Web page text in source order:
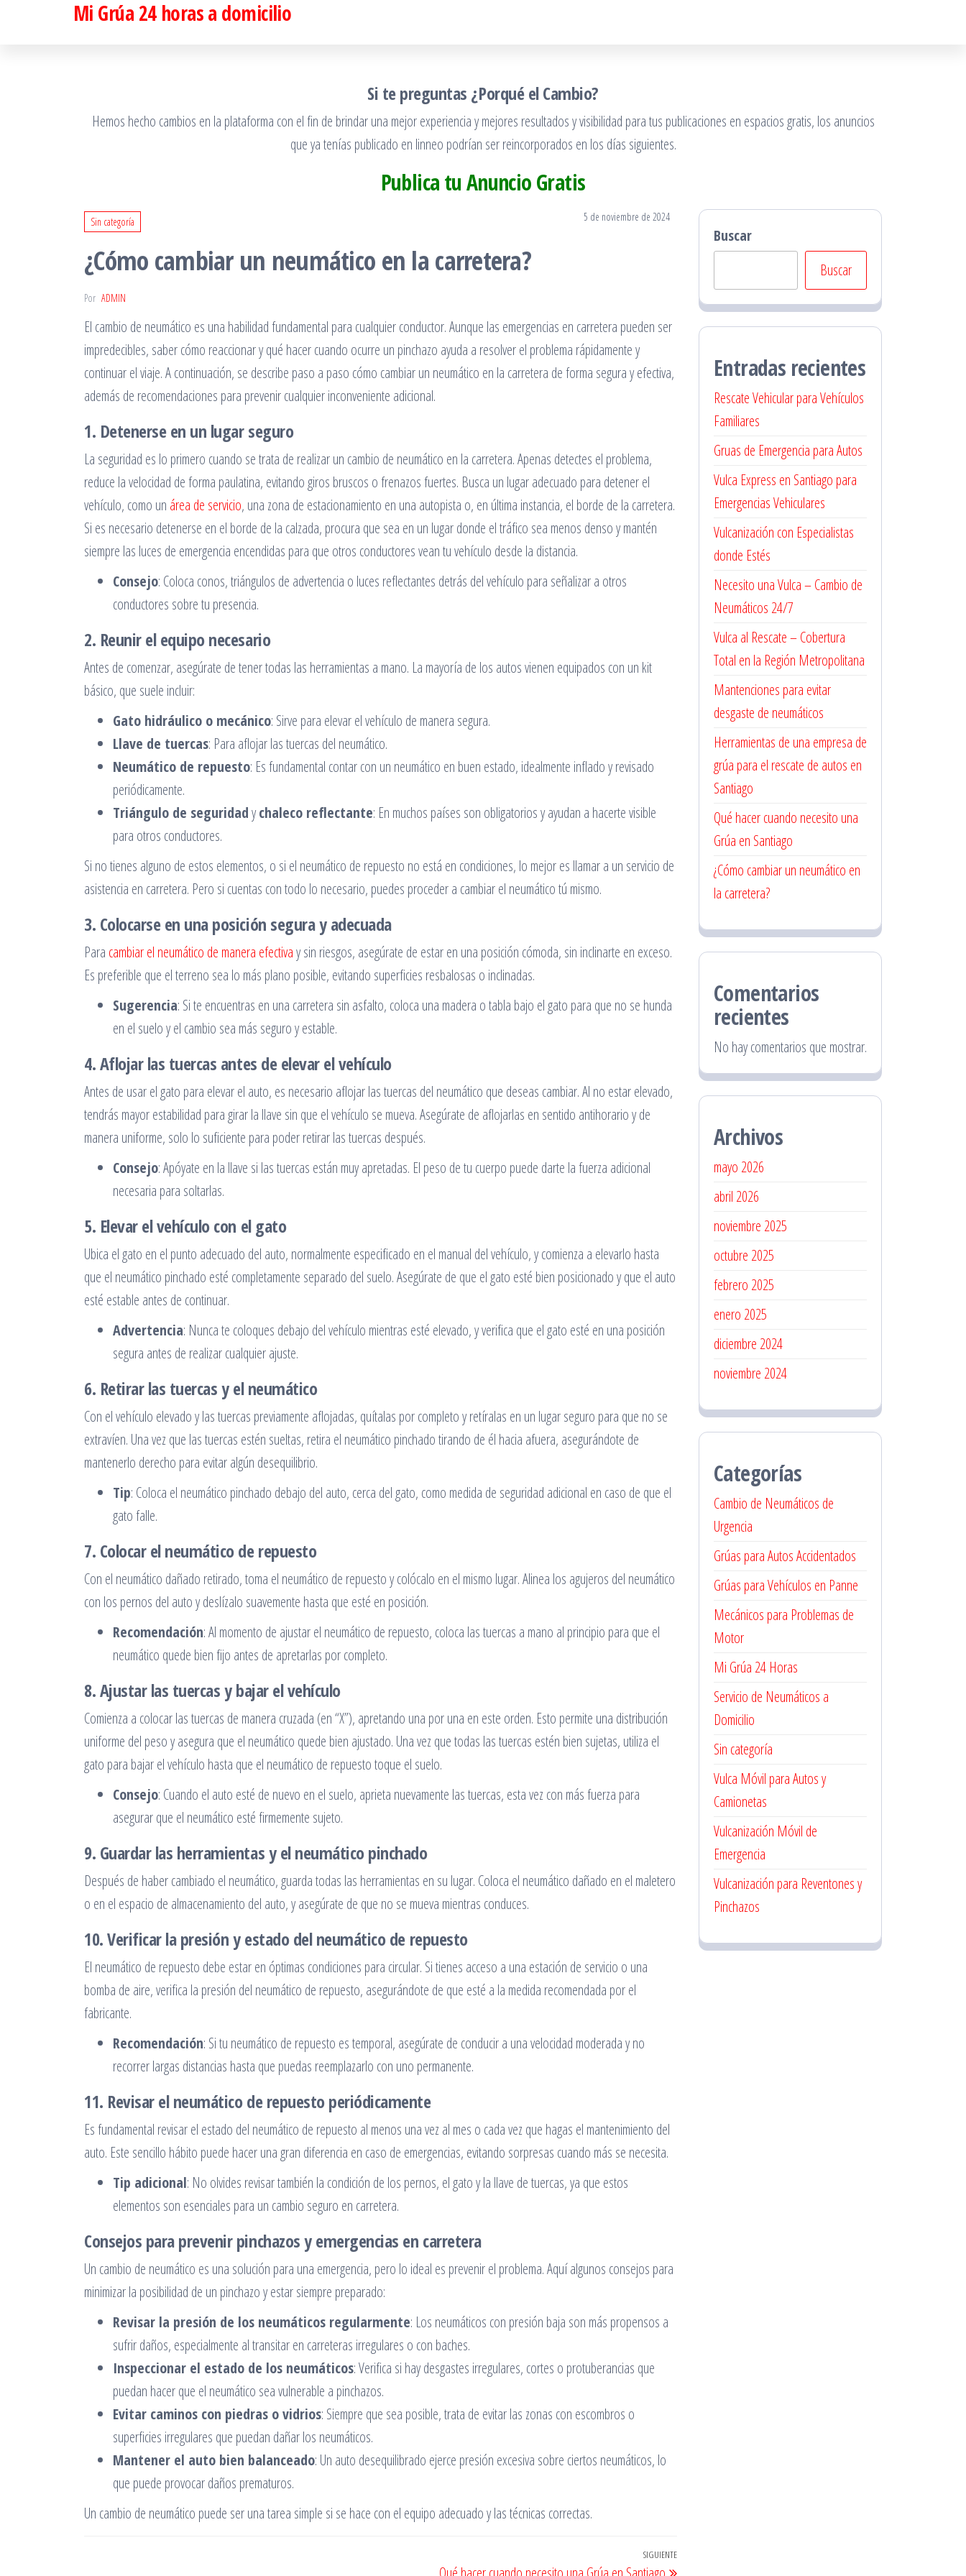
Mi Grúa 24 horas a domicilio
Si te preguntas ¿Porqué el Cambio?
Hemos hecho cambios en la plataforma con el fin de brindar una mejor experiencia y mejores resultados y visibilidad para tus publicaciones en espacios gratis, los anuncios
que ya tenías publicado en linneo podrían ser reincorporados en los días siguientes.
Publica tu Anuncio Gratis
Sin categoría 5 de noviembre de 2024
¿Cómo cambiar un neumático en la carretera?
Por ADMIN
El cambio de neumático es una habilidad fundamental para cualquier conductor. Aunque las emergencias en carretera pueden ser
impredecibles, saber cómo reaccionar y qué hacer cuando ocurre un pinchazo ayuda a resolver el problema rápidamente y
continuar el viaje. A continuación, se describe paso a paso cómo cambiar un neumático en la carretera de forma segura y efectiva,
además de recomendaciones para prevenir cualquier inconveniente adicional.
1. Detenerse en un lugar seguro
La seguridad es lo primero cuando se trata de realizar un cambio de neumático en la carretera. Apenas detectes el problema,
reduce la velocidad de forma paulatina, evitando giros bruscos o frenazos fuertes. Busca un lugar adecuado para detener el
vehículo, como un área de servicio, una zona de estacionamiento en una autopista o, en última instancia, el borde de la carretera.
Si es necesario detenerse en el borde de la calzada, procura que sea en un lugar donde el tráfico sea menos denso y mantén
siempre las luces de emergencia encendidas para que otros conductores vean tu vehículo desde la distancia.
Consejo: Coloca conos, triángulos de advertencia o luces reflectantes detrás del vehículo para señalizar a otros
conductores sobre tu presencia.
2. Reunir el equipo necesario
Antes de comenzar, asegúrate de tener todas las herramientas a mano. La mayoría de los autos vienen equipados con un kit
básico, que suele incluir:
Gato hidráulico o mecánico: Sirve para elevar el vehículo de manera segura.
Llave de tuercas: Para aflojar las tuercas del neumático.
Neumático de repuesto: Es fundamental contar con un neumático en buen estado, idealmente inflado y revisado
periódicamente.
Triángulo de seguridadychaleco reflectante: En muchos países son obligatorios y ayudan a hacerte visible
para otros conductores.
Si no tienes alguno de estos elementos, o si el neumático de repuesto no está en condiciones, lo mejor es llamar a un servicio de
asistencia en carretera. Pero si cuentas con todo lo necesario, puedes proceder a cambiar el neumático tú mismo.
3. Colocarse en una posición segura y adecuada
Para cambiar el neumático de manera efectivay sin riesgos, asegúrate de estar en una posición cómoda, sin inclinarte en exceso.
Es preferible que el terreno sea lo más plano posible, evitando superficies resbalosas o inclinadas.
Sugerencia: Si te encuentras en una carretera sin asfalto, coloca una madera o tabla bajo el gato para que no se hunda
en el suelo y el cambio sea más seguro y estable.
4. Aflojar las tuercas antes de elevar el vehículo
Antes de usar el gato para elevar el auto, es necesario aflojar las tuercas del neumático que deseas cambiar. Al no estar elevado,
tendrás mayor estabilidad para girar la llave sin que el vehículo se mueva. Asegúrate de aflojarlas en sentido antihorario y de
manera uniforme, solo lo suficiente para poder retirar las tuercas después.
Consejo: Apóyate en la llave si las tuercas están muy apretadas. El peso de tu cuerpo puede darte la fuerza adicional
necesaria para soltarlas.
5. Elevar el vehículo con el gato
Ubica el gato en el punto adecuado del auto, normalmente especificado en el manual del vehículo, y comienza a elevarlo hasta
que el neumático pinchado esté completamente separado del suelo. Asegúrate de que el gato esté bien posicionado y que el auto
esté estable antes de continuar.
Advertencia: Nunca te coloques debajo del vehículo mientras esté elevado, y verifica que el gato esté en una posición
segura antes de realizar cualquier ajuste.
6. Retirar las tuercas y el neumático
Con el vehículo elevado y las tuercas previamente aflojadas, quítalas por completo y retíralas en un lugar seguro para que no se
extravíen. Una vez que las tuercas estén sueltas, retira el neumático pinchado tirando de él hacia afuera, asegurándote de
mantenerlo derecho para evitar algún desequilibrio.
Tip: Coloca el neumático pinchado debajo del auto, cerca del gato, como medida de seguridad adicional en caso de que el
gato falle.
7. Colocar el neumático de repuesto
Con el neumático dañado retirado, toma el neumático de repuesto y colócalo en el mismo lugar. Alinea los agujeros del neumático
con los pernos del auto y deslízalo suavemente hasta que esté en posición.
Recomendación: Al momento de ajustar el neumático de repuesto, coloca las tuercas a mano al principio para que el
neumático quede bien fijo antes de apretarlas por completo.
8. Ajustar las tuercas y bajar el vehículo
Comienza a colocar las tuercas de manera cruzada (en “X”), apretando una por una en este orden. Esto permite una distribución
uniforme del peso y asegura que el neumático quede bien ajustado. Una vez que todas las tuercas estén bien sujetas, utiliza el
gato para bajar el vehículo hasta que el neumático de repuesto toque el suelo.
Consejo: Cuando el auto esté de nuevo en el suelo, aprieta nuevamente las tuercas, esta vez con más fuerza para
asegurar que el neumático esté firmemente sujeto.
9. Guardar las herramientas y el neumático pinchado
Después de haber cambiado el neumático, guarda todas las herramientas en su lugar. Coloca el neumático dañado en el maletero
o en el espacio de almacenamiento del auto, y asegúrate de que no se mueva mientras conduces.
10. Verificar la presión y estado del neumático de repuesto
El neumático de repuesto debe estar en óptimas condiciones para circular. Si tienes acceso a una estación de servicio o una
bomba de aire, verifica la presión del neumático de repuesto, asegurándote de que esté a la medida recomendada por el
fabricante.
Recomendación: Si tu neumático de repuesto es temporal, asegúrate de conducir a una velocidad moderada y no
recorrer largas distancias hasta que puedas reemplazarlo con uno permanente.
11. Revisar el neumático de repuesto periódicamente
Es fundamental revisar el estado del neumático de repuesto al menos una vez al mes o cada vez que hagas el mantenimiento del
auto. Este sencillo hábito puede hacer una gran diferencia en caso de emergencias, evitando sorpresas cuando más se necesita.
Tip adicional: No olvides revisar también la condición de los pernos, el gato y la llave de tuercas, ya que estos
elementos son esenciales para un cambio seguro en carretera.
Consejos para prevenir pinchazos y emergencias en carretera
Un cambio de neumático es una solución para una emergencia, pero lo ideal es prevenir el problema. Aquí algunos consejos para
minimizar la posibilidad de un pinchazo y estar siempre preparado:
Revisar la presión de los neumáticos regularmente: Los neumáticos con presión baja son más propensos a
sufrir daños, especialmente al transitar en carreteras irregulares o con baches.
Inspeccionar el estado de los neumáticos: Verifica si hay desgastes irregulares, cortes o protuberancias que
puedan hacer que el neumático sea vulnerable a pinchazos.
Evitar caminos con piedras o vidrios: Siempre que sea posible, trata de evitar las zonas con escombros o
superficies irregulares que puedan dañar los neumáticos.
Mantener el auto bien balanceado: Un auto desequilibrado ejerce presión excesiva sobre ciertos neumáticos, lo
que puede provocar daños prematuros.
Un cambio de neumático puede ser una tarea simple si se hace con el equipo adecuado y las técnicas correctas.
Entrada
SIGUIENTE
Buscar
Buscar
Entradas recientes
Rescate Vehicular para Vehículos
Familiares
Gruas de Emergencia para Autos
Vulca Express en Santiago para
Emergencias Vehiculares
Vulcanización con Especialistas
donde Estés
Necesito una Vulca – Cambio de
Neumáticos 24/7
Vulca al Rescate – Cobertura
Total en la Región Metropolitana
Mantenciones para evitar
desgaste de neumáticos
Herramientas de una empresa de
grúa para el rescate de autos en
Santiago
Qué hacer cuando necesito una
Grúa en Santiago
¿Cómo cambiar un neumático en
la carretera?
Comentarios
recientes
No hay comentarios que mostrar.
Archivos
mayo 2026
abril 2026
noviembre 2025
octubre 2025
febrero 2025
enero 2025
diciembre 2024
noviembre 2024
Categorías
Cambio de Neumáticos de
Urgencia
Grúas para Autos Accidentados
Grúas para Vehículos en Panne
Mecánicos para Problemas de
Motor
Mi Grúa 24 Horas
Servicio de Neumáticos a
Domicilio
Sin categoría
Vulca Móvil para Autos y
Camionetas
Vulcanización Móvil de
Emergencia
Vulcanización para Reventones y
Pinchazos